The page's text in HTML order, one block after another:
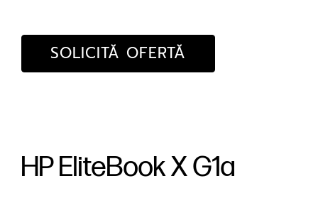
SOLICITĂ OFERTĂ
HP EliteBook X G1a